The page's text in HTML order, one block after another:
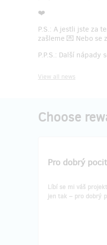
❤️
P.S.: A jestli jste za
zašleme 💌 Nebo
P.P.S.: Další nápady
View all news
Choose
Pro dobrý pocit
Líbí se mi váš
jen tak – pro dobrý